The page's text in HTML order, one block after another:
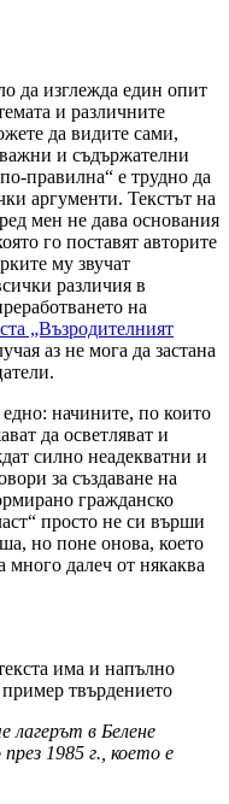
да изглежда един опит
и различните
да видите сами,
важни и съдържателни
правилна“ е трудно да
аргументи. Текстът на
мен не дава основания
го поставят авторите
му звучат
различия в
на
„Възродителният
аз не мога да застана
начините, по които
да осветляват и
силно неадекватни и
за създаване на
гражданско
просто не си върши
но поне онова, което
много далеч от някаква
има и напълно
твърдението
лагерът в Белене
1985 г., което е